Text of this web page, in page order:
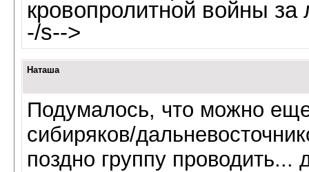
кровопролитной войны
-/s-->
Наташа
Подумалось, что можно
сибиряков/
поздно группу проводить...